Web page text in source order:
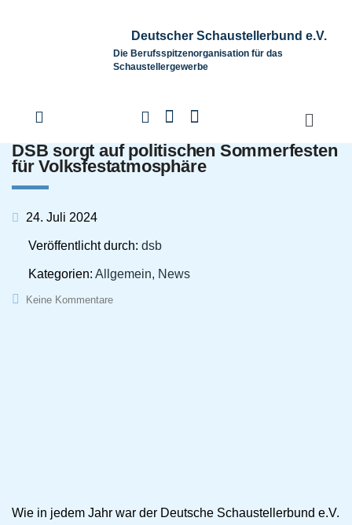
Deutscher Schaustellerbund e.V.
Die Berufsspitzenorganisation für das
Schaustellergewerbe
DSB sorgt auf politischen Sommerfesten
für Volksfestatmosphäre
24. Juli 2024
Veröffentlicht durch: dsb
Kategorien: Allgemein, News
Keine Kommentare
Wie in jedem Jahr war der Deutsche Schaustellerbund e.V.